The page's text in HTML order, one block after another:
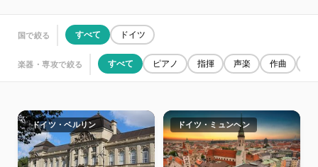
国で絞る すべて ドイツ
楽器・専攻で絞る すべて ピアノ 指揮 声楽 作曲
ドイツ・ベルリン ドイツ・ミュンヘン